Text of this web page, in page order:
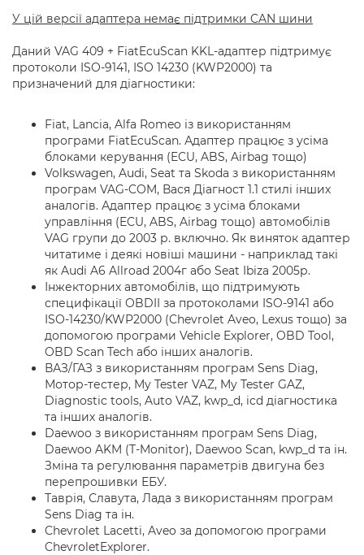
У цій версії адаптера немає підтримки CAN шини
Даний VAG 409 + FiatEcuScan KKL-адаптер підтримує
протоколи ISO-9141, ISO 14230 (KWP2000) та
призначений для діагностики:
Fiat, Lancia, Alfa Romeo із використанням
програми FiatEcuScan. Адаптер працює з усіма
блоками керування (ECU, ABS, Airbag тощо)
Volkswagen, Audi, Seat та Skoda з використанням
програм VAG-COM, Вася Діагност 1.1 стилі інших
аналогів. Адаптер працює з усіма блоками
управління (ECU, ABS, Airbag тощо) автомобілів
VAG групи до 2003 р. включно. Як виняток адаптер
читатиме і деякі новіші машини - наприклад такі
як Audi A6 Allroad 2004г або Seat Ibiza 2005р.
Інжекторних автомобілів, що підтримують
специфікації OBDII за протоколами ISO-9141 або
ISO-14230/KWP2000 (Chevrolet Aveo, Lexus тощо) за
допомогою програми Vehicle Explorer, OBD Tool,
OBD Scan Tech або інших аналогів.
ВАЗ/ГАЗ з використанням програм Sens Diag,
Мотор-тестер, My Tester VAZ, My Tester GAZ,
Diagnostic tools, Auto VAZ, kwp_d, icd діагностика
та інших аналогів.
Daewoo з використанням програм Sens Diag,
Daewoo AKM (T-Monitor), Daewoo Scan, kwp_d та ін.
Зміна та регулювання параметрів двигуна без
перепрошивки ЕБУ.
Таврія, Славута, Лада з використанням програм
Sens Diag та ін.
Chevrolet Lacetti, Aveo за допомогою програми
ChevroletExplorer.